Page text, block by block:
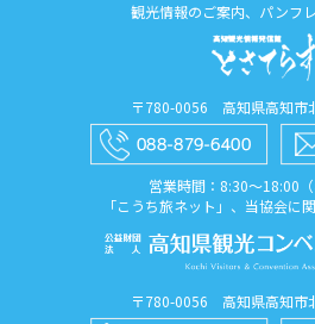
観光情報のご案内、パンフ
〒780-0056 高知県高知市
営業時間：8:30〜18:00（
「こうち旅ネット」、当協会に
〒780-0056 高知県高知市